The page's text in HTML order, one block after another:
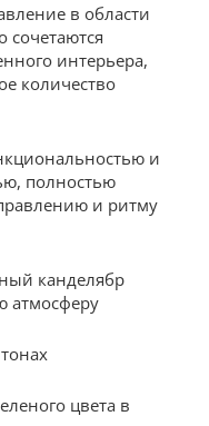
в области
сочетаются
интерьера,
количество
и
полностью
и ритму
канделябр
атмосферу
цвета в